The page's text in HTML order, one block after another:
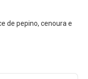
de pepino, cenoura e